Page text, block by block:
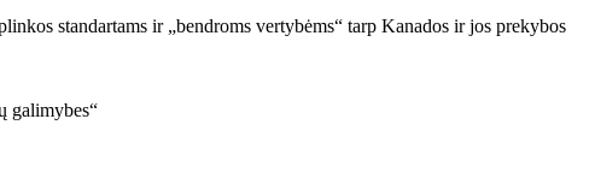
standartams ir „bendroms vertybėms“ tarp Kanados ir jos prekybos